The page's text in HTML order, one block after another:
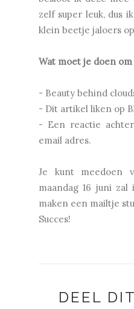
zelf super leuk, dus
klein beetje jaloers
Wat moet je doen
- Beauty behind
- Dit artikel liken op
- Een reactie
email adres.
Je kunt meedoen
maandag 16 juni
maken een mailtje
Succes!
DEEL